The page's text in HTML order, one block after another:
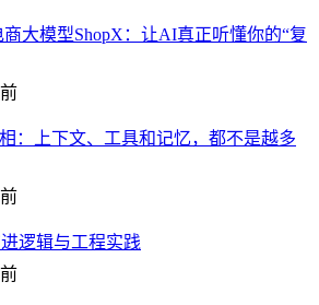
大模型ShopX：让AI真正听懂你的“复
：上下文、工具和记忆，都不是越多
逻辑与工程实践